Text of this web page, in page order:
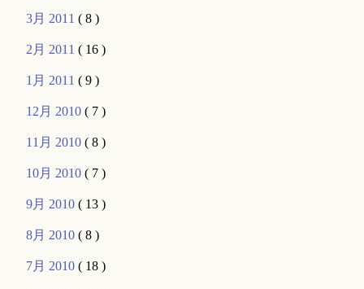
3月 2011( 8 )
2月 2011( 16 )
1月 2011( 9 )
12月 2010( 7 )
11月 2010( 8 )
10月 2010( 7 )
9月 2010( 13 )
8月 2010( 8 )
7月 2010( 18 )